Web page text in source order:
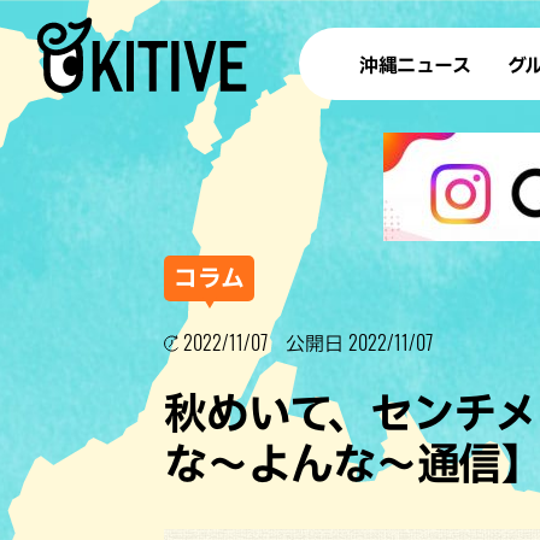
沖縄ニュース グ
ラ
テイ
すし
ステー
その他
コラム
2022/11/07 公開日 2022/11/07
秋めいて、センチ
な～よんな～通信